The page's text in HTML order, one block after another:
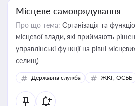
Місцеве самоврядування
Про що тема: Організація та
місцевої влади, які приймають
управлінські функції на рівні
селищ)
Державна служба ЖКГ, ОСББ